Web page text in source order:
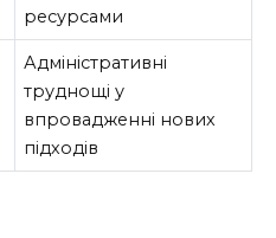
ресурсами
Адміністративні
труднощі у
впровадженні нових
підходів